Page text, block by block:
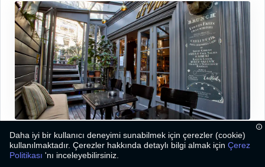
Daha iyi bir kullanıcı deneyimi sunabilmek için çerezler (cookie)
kullanılmaktadır. Çerezler hakkında detaylı bilgi almak için Çerez
Politikası 'nı inceleyebilirsiniz.